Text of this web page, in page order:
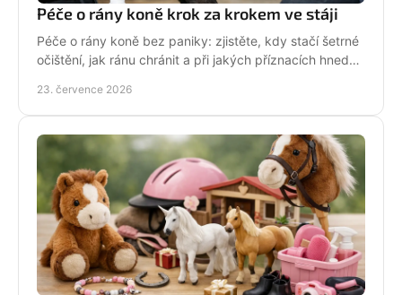
Péče o rány koně krok za krokem ve stáji
Péče o rány koně bez paniky: zjistěte, kdy stačí šetrné
očištění, jak ránu chránit a při jakých příznacích hned
23. července 2026